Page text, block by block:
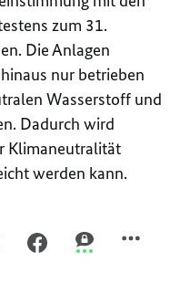
zum 31.
Die Anlagen
nur betrieben
Wasserstoff und
Dadurch wird
Klimaneutralität
werden kann.